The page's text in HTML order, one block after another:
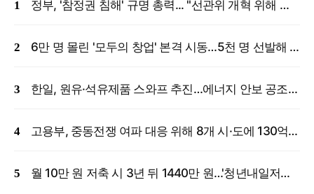
정부, '참정권 침해' 규명 총력... "선관위 개혁 위해 국정조사 등 모든 조치"
6만 명 몰린 '모두의 창업' 본격 시동…5천 명 선발해 밀착 지원
한일, 원유·석유제품 스와프 추진…에너지 안보 공조 강화
고용부, 중동전쟁 여파 대응 위해 8개 시·도에 130억 원 긴급 투입
월 10만 원 저축 시 3년 뒤 1440만 원…'청년내일저축계좌' 신규 모집